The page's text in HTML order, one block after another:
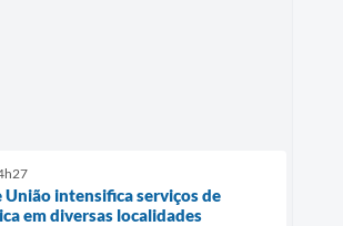
União intensifica serviços de
em diversas localidades